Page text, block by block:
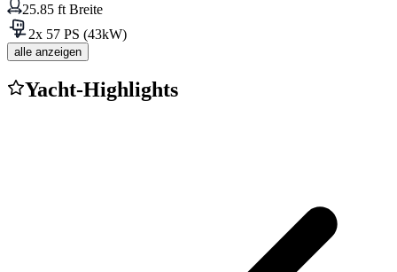
25.85 ft Breite
2x 57 PS (43kW)
alle anzeigen
Yacht-Highlights